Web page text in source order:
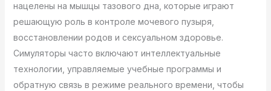
нацелены на мышцы тазового дна, которые играют
решающую роль в контроле мочевого пузыря,
восстановлении родов и сексуальном здоровье.
Симуляторы часто включают интеллектуальные
технологии, управляемые учебные программы и
обратную связь в режиме реального времени, чтобы